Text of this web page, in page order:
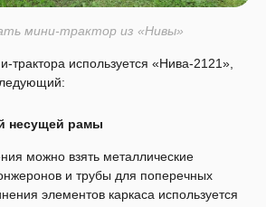
мини-трактор из «Нивы»
трактора используется «Нива-2121»,
несущей рамы
можно взять металлические
и трубы для поперечных
элементов каркаса используется